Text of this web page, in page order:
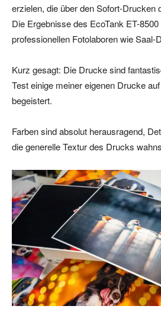
erzielen, die über den Sofort-Drucken
Die Ergebnisse des EcoTank ET-
professionellen Fotolaboren wie Saal-
Kurz gesagt: Die Drucke sind
Test einige meiner eigenen Drucke
begeistert.
Farben sind absolut herausragend,
die generelle Textur des Drucks